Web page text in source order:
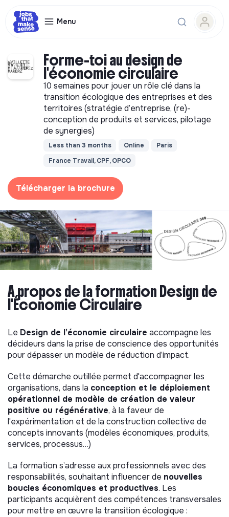
Menu
Forme-toi au design de
l'économie circulaire
10 semaines pour jouer un rôle clé dans la
transition écologique des entreprises et des
territoires (stratégie d’entreprise, (re)-
conception de produits et services, pilotage
de synergies)
Less than 3 months Online
Paris
France Travail, CPF, OPCO
Télécharger la brochure
A propos de la formation Design de
l'Économie Circulaire
Le Design de l’économie circulaire accompagne les
décideurs dans la prise de conscience des opportunités
pour dépasser un modèle de réduction d’impact.
Cette démarche outillée permet d'accompagner les
organisations, dans la conception et le déploiement
opérationnel de modèle de création de valeur
positive ou régénérative, à la faveur de
l'expérimentation et de la construction collective de
concepts innovants (modèles économiques, produits,
services, processus…)
La formation s’adresse aux professionnels avec des
responsabilités, souhaitant influencer de nouvelles
boucles économiques et productives. Les
participants acquièrent des compétences transversales
pour mettre en œuvre la transition écologique :